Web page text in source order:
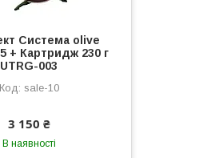
Система olive
+ Картридж 230 г
UTRG-003
sale-10
3 150 ₴
В наявності